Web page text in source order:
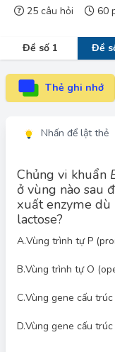
25 câu hỏi 60
Đề số 1 Đề
Thẻ ghi nhớ
Nhấn để lật thẻ
Chủng vi khuẩn
ở vùng nào sau
xuất enzyme dù
lactose?
A.Vùng trình tự P
B.Vùng trình tự O
C.Vùng gene cấu trúc
D.Vùng gene cấu trúc
Promoter (P) là
năng, RNA
phiên mã, và do